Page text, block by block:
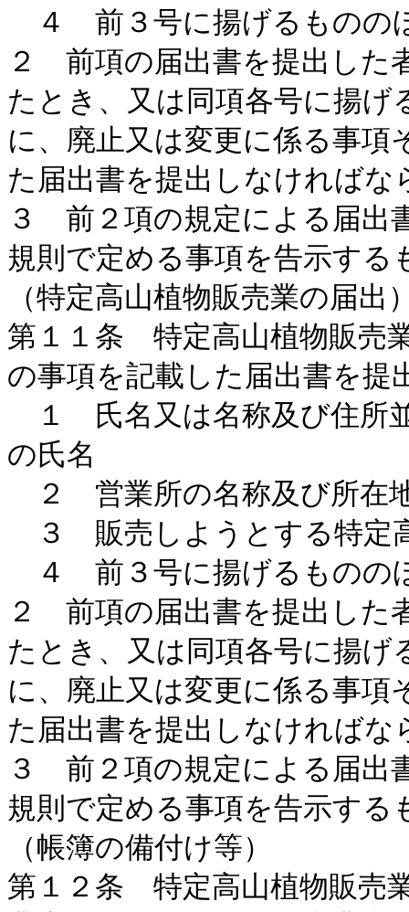
４ 前３号に揚げるものの
２ 前項の届出書を提出した
たとき、又は同項各号に揚
に、廃止又は変更に係る事項
た届出書を提出しなければな
３ 前２項の規定による届出
規則で定める事項を告示する
（特定高山植物販売業の届出
第１１条 特定高山植物販売
の事項を記載した届出書を提
１ 氏名又は名称及び住所
の氏名
２ 営業所の名称及び所在
３ 販売しようとする特定
４ 前３号に揚げるものの
２ 前項の届出書を提出した
たとき、又は同項各号に揚
に、廃止又は変更に係る事項
た届出書を提出しなければな
３ 前２項の規定による届出
規則で定める事項を告示する
（帳簿の備付け等）
第１２条 特定高山植物販売